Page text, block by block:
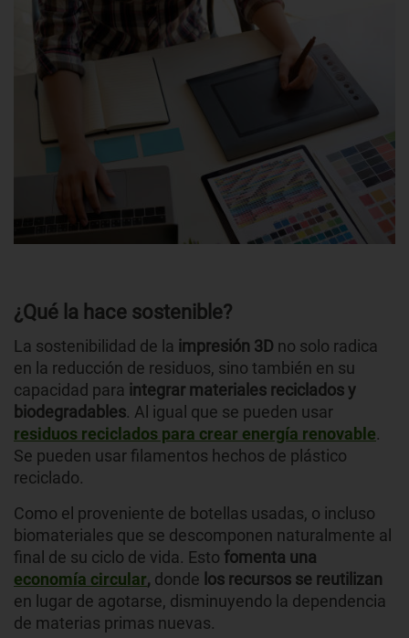
¿Qué la hace sostenible?
La sostenibilidad de la impresión 3D no solo radica
en la reducción de residuos, sino también en su
capacidad para integrar materiales reciclados y
biodegradables. Al igual que se pueden usar
residuos reciclados para crear energía renovable.
Se pueden usar filamentos hechos de plástico
reciclado.
Como el proveniente de botellas usadas, o incluso
biomateriales que se descomponen naturalmente al
final de su ciclo de vida. Esto fomenta una
economía circular, donde los recursos se reutilizan
en lugar de agotarse, disminuyendo la dependencia
de materias primas nuevas.